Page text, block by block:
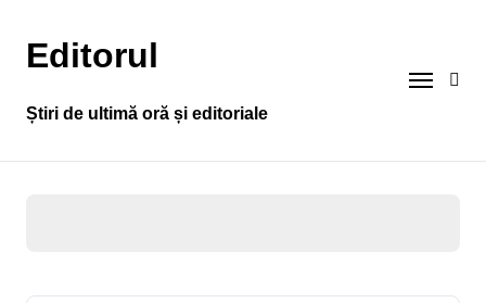
conținut
Editorul
Știri de ultimă oră și editoriale